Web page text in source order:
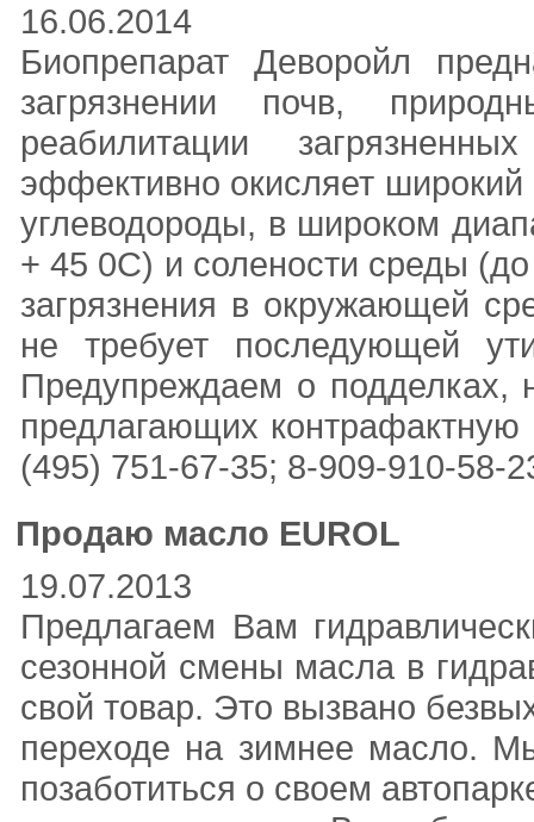
16.06.2014
Биопрепарат Деворойл
загрязнении почв,
реабилитации
эффективно окисляет широкий
углеводороды, в широком
+ 45 0С) и солености среды (до
загрязнения в окружающей
не требует последующей
Предупреждаем о
предлагающих
(495) 751-67-35; 8-909-910-58-
Продаю масло EUROL
19.07.2013
Предлагаем Вам
сезонной смены масла в
свой товар. Это вызвано
переходе на зимнее масло.
позаботиться о своем